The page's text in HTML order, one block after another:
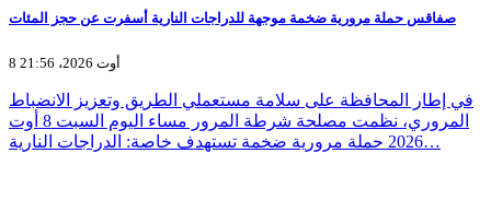
صفاقس حملة مرورية ضخمة موجهة للدراجات النارية أسفرت عن حجز المئات
8 أوت 2026، 21:56
في إطار المحافظة على سلامة مستعملي الطريق وتعزيز الانضباط
المروري، نظمت مصلحة شرطة المرور مساء اليوم السبت 8 أوت
2026 حملة مرورية ضخمة تستهدف خاصة: الدراجات النارية…